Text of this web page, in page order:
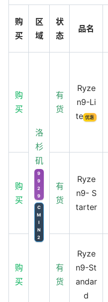
购
买
区
域
状
态
品名
购
买
洛
杉
矶
9
9
2
9
C
M
I
N
2
有
货
Ryze
n9-Li
te 优惠
购
买
有
货
Ryze
n9- S
tarter
购
买
有
货
Ryze
n9-St
andar
d